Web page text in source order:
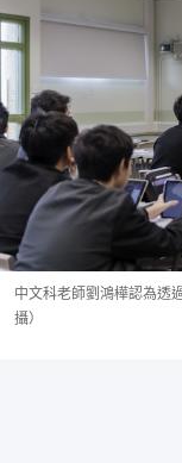
中文科老師劉鴻樺認為透
攝）